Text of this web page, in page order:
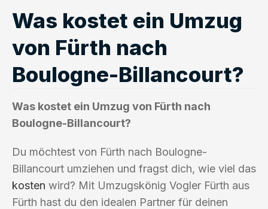
Was kostet ein Umzug
von Fürth nach
Boulogne-Billancourt?
Was kostet ein Umzug von Fürth nach
Boulogne-Billancourt?
Du möchtest von Fürth nach Boulogne-
Billancourt umziehen und fragst dich, wie viel das
kosten wird? Mit Umzugskönig Vogler Fürth aus
Fürth hast du den idealen Partner für deinen